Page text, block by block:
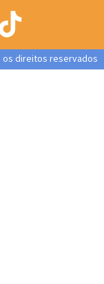
os direitos reservados